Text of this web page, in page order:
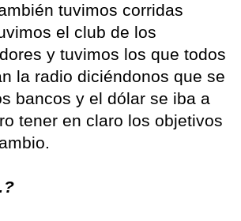
tuvimos corridas
el club de los
y tuvimos los que todos
la radio diciéndonos que se
bancos y el dólar se iba a
tener en claro los objetivos